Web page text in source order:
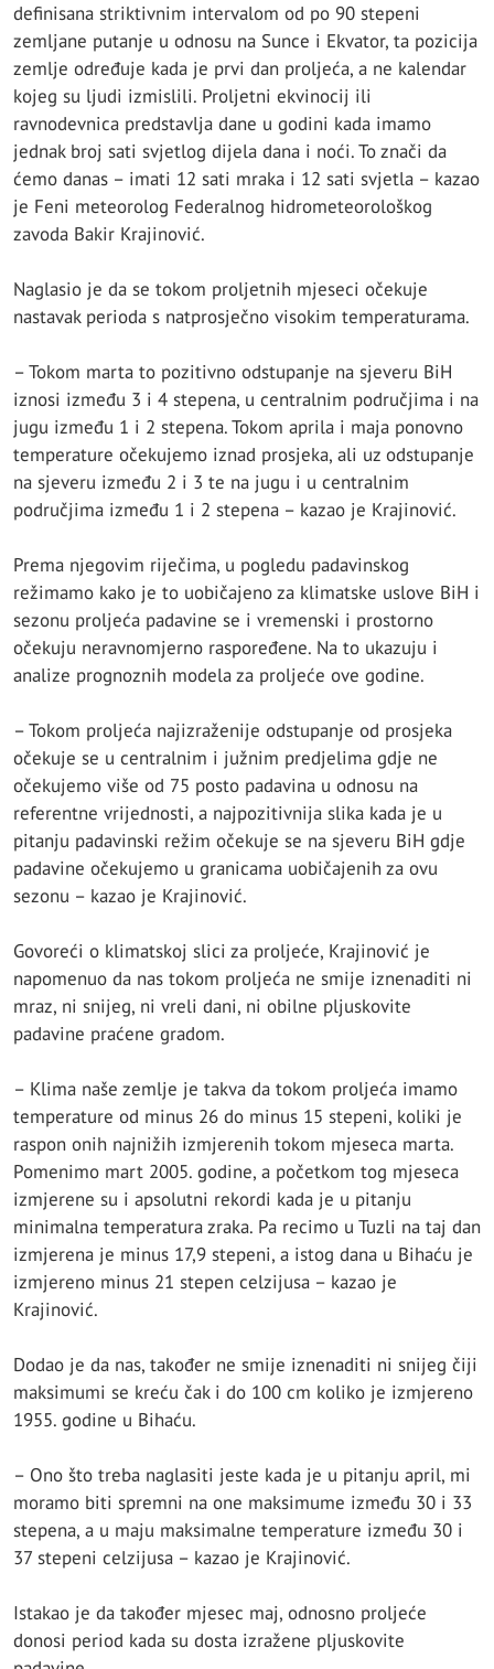
definisana striktivnim intervalom od po 90 stepeni
zemljane putanje u odnosu na Sunce i Ekvator, ta pozicija
zemlje određuje kada je prvi dan proljeća, a ne kalendar
kojeg su ljudi izmislili. Proljetni ekvinocij ili
ravnodevnica predstavlja dane u godini kada imamo
jednak broj sati svjetlog dijela dana i noći. To znači da
ćemo danas – imati 12 sati mraka i 12 sati svjetla – kazao
je Feni meteorolog Federalnog hidrometeorološkog
zavoda Bakir Krajinović.
Naglasio je da se tokom proljetnih mjeseci očekuje
nastavak perioda s natprosječno visokim temperaturama.
– Tokom marta to pozitivno odstupanje na sjeveru BiH
iznosi između 3 i 4 stepena, u centralnim područjima i na
jugu između 1 i 2 stepena. Tokom aprila i maja ponovno
temperature očekujemo iznad prosjeka, ali uz odstupanje
na sjeveru između 2 i 3 te na jugu i u centralnim
područjima između 1 i 2 stepena – kazao je Krajinović.
Prema njegovim riječima, u pogledu padavinskog
režimamo kako je to uobičajeno za klimatske uslove BiH i
sezonu proljeća padavine se i vremenski i prostorno
očekuju neravnomjerno raspoređene. Na to ukazuju i
analize prognoznih modela za proljeće ove godine.
– Tokom proljeća najizraženije odstupanje od prosjeka
očekuje se u centralnim i južnim predjelima gdje ne
očekujemo više od 75 posto padavina u odnosu na
referentne vrijednosti, a najpozitivnija slika kada je u
pitanju padavinski režim očekuje se na sjeveru BiH gdje
padavine očekujemo u granicama uobičajenih za ovu
sezonu – kazao je Krajinović.
Govoreći o klimatskoj slici za proljeće, Krajinović je
napomenuo da nas tokom proljeća ne smije iznenaditi ni
mraz, ni snijeg, ni vreli dani, ni obilne pljuskovite
padavine praćene gradom.
– Klima naše zemlje je takva da tokom proljeća imamo
temperature od minus 26 do minus 15 stepeni, koliki je
raspon onih najnižih izmjerenih tokom mjeseca marta.
Pomenimo mart 2005. godine, a početkom tog mjeseca
izmjerene su i apsolutni rekordi kada je u pitanju
minimalna temperatura zraka. Pa recimo u Tuzli na taj dan
izmjerena je minus 17,9 stepeni, a istog dana u Bihaću je
izmjereno minus 21 stepen celzijusa – kazao je
Krajinović.
Dodao je da nas, također ne smije iznenaditi ni snijeg čiji
maksimumi se kreću čak i do 100 cm koliko je izmjereno
1955. godine u Bihaću.
– Ono što treba naglasiti jeste kada je u pitanju april, mi
moramo biti spremni na one maksimume između 30 i 33
stepena, a u maju maksimalne temperature između 30 i
37 stepeni celzijusa – kazao je Krajinović.
Istakao je da također mjesec maj, odnosno proljeće
donosi period kada su dosta izražene pljuskovite